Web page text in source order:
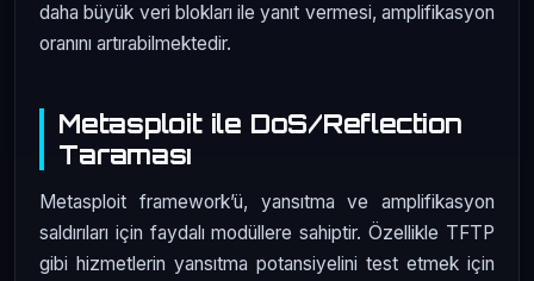
daha büyük veri blokları ile yanıt vermesi, amplifikasyon
oranını artırabilmektedir.
Metasploit ile DoS/Reflection
Taraması
Metasploit framework’ü, yansıtma ve amplifikasyon
saldırıları için faydalı modüllere sahiptir. Özellikle TFTP
gibi hizmetlerin yansıtma potansiyelini test etmek için